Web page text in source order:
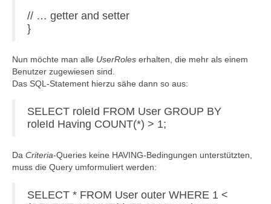
// … getter and setter
}
Nun möchte man alle UserRoles erhalten, die mehr als einem
Benutzer zugewiesen sind.
Das SQL-Statement hierzu sähe dann so aus:
SELECT roleId FROM User GROUP BY
roleId Having COUNT(*) > 1;
Da Criteria-Queries keine HAVING-Bedingungen unterstützten,
muss die Query umformuliert werden:
SELECT * FROM User outer WHERE 1 <